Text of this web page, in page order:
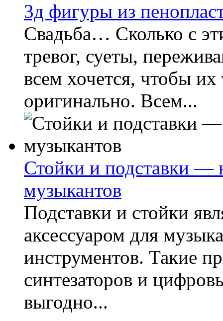
3д фигуры из
Свадьба… Сколько с
тревог, суеты,
всем хочется, чтобы
оригинально. Всем...
Стойки и подставки
музыкантов
Подставки и стойки
аксессуаром для
инструментов. Такие
синтезаторов и
выгодно...